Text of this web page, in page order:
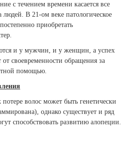
с течением времени касается все
В 21-ом веке патологическое
приобретать
и у мужчин, и у женщин, а успех
своевременности обращения за
помощью.
волос может быть генетически
однако существует и ряд
способствовать развитию алопеции.